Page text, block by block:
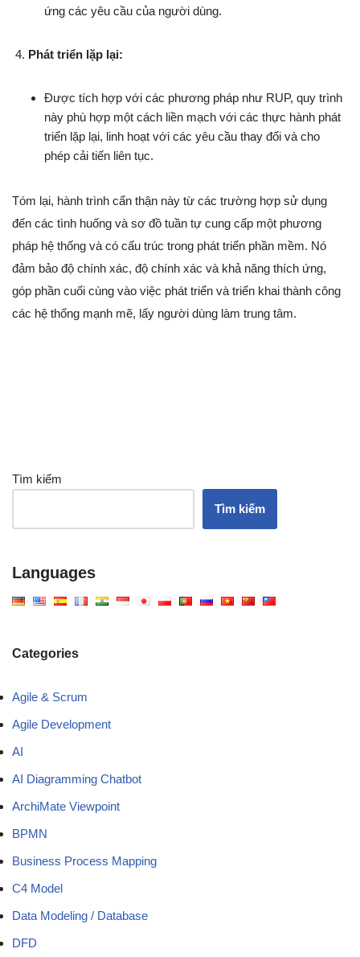
ứng các yêu cầu của người dùng.
Phát triển lặp lại:
Được tích hợp với các phương pháp như RUP, quy trình
này phù hợp một cách liền mạch với các thực hành phát
triển lặp lại, linh hoạt với các yêu cầu thay đổi và cho
phép cải tiến liên tục.
Tóm lại, hành trình cẩn thận này từ các trường hợp sử dụng
đến các tình huống và sơ đồ tuần tự cung cấp một phương
pháp hệ thống và có cấu trúc trong phát triển phần mềm. Nó
đảm bảo độ chính xác, độ chính xác và khả năng thích ứng,
góp phần cuối cùng vào việc phát triển và triển khai thành công
các hệ thống mạnh mẽ, lấy người dùng làm trung tâm.
Tìm kiếm
Tìm kiếm
Languages
Categories
Agile & Scrum
Agile Development
AI
AI Diagramming Chatbot
ArchiMate Viewpoint
BPMN
Business Process Mapping
C4 Model
Data Modeling / Database
DFD